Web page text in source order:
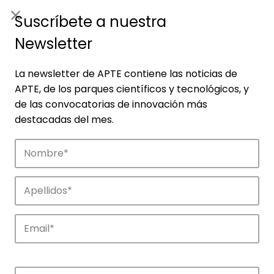
Empresas
Descubre las empresas que impulsan la
innovación en los parques de APTE.
Suscríbete a nuestra
Newsletter
La newsletter de APTE contiene las noticias de
APTE, de los parques científicos y tecnológicos, y
de las convocatorias de innovación más
destacadas del mes.